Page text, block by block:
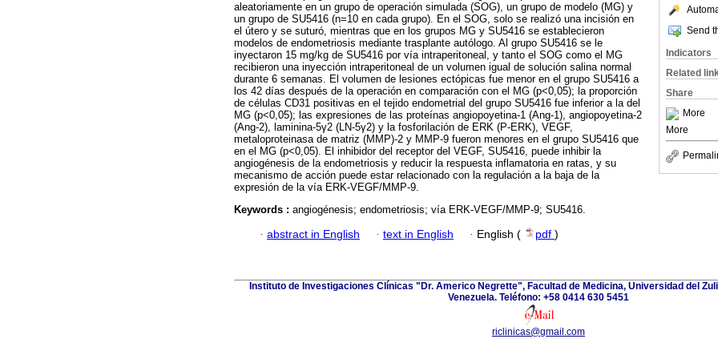
Send
Indicators
Related
Share
More
More
aleatoriamente en un grupo de operación simulada (SOG), un grupo de modelo (MG) y
un grupo de SU5416 (n=10 en cada grupo). En el SOG, solo se realizó una incisión en
el útero y se suturó, mientras que en los grupos MG y SU5416 se establecieron
modelos de endometriosis mediante trasplante autólogo. Al grupo SU5416 se le
inyectaron 15 mg/kg de SU5416 por vía intraperitoneal, y tanto el SOG como el MG
recibieron una inyección intraperitoneal de un volumen igual de solución salina normal
durante 6 semanas. El volumen de lesiones ectópicas fue menor en el grupo SU5416 a
los 42 días después de la operación en comparación con el MG (p<0,05); la proporción
de células CD31 positivas en el tejido endometrial del grupo SU5416 fue inferior a la del
MG (p<0,05); las expresiones de las proteínas angiopoyetina-1 (Ang-1), angiopoyetina-2
(Ang-2), laminina-5γ2 (LN-5γ2) y la fosforilación de ERK (P-ERK), VEGF,
metaloproteinasa de matriz (MMP)-2 y MMP-9 fueron menores en el grupo SU5416 que
en el MG (p<0,05). El inhibidor del receptor del VEGF, SU5416, puede inhibir la
angiogénesis de la endometriosis y reducir la respuesta inflamatoria en ratas, y su
mecanismo de acción puede estar relacionado con la regulación a la baja de la
expresión de la vía ERK-VEGF/MMP-9.
Keywords : angiogénesis; endometriosis; vía ERK-VEGF/MMP-9; SU5416.
· abstract in English · text in English · English ( pdf )
Instituto de Investigaciones Clínicas "Dr. Americo Negrette", Facultad de Medicina, Universidad del
Venezuela. Teléfono: +58 0414 630 5451
riclinicas@gmail.com